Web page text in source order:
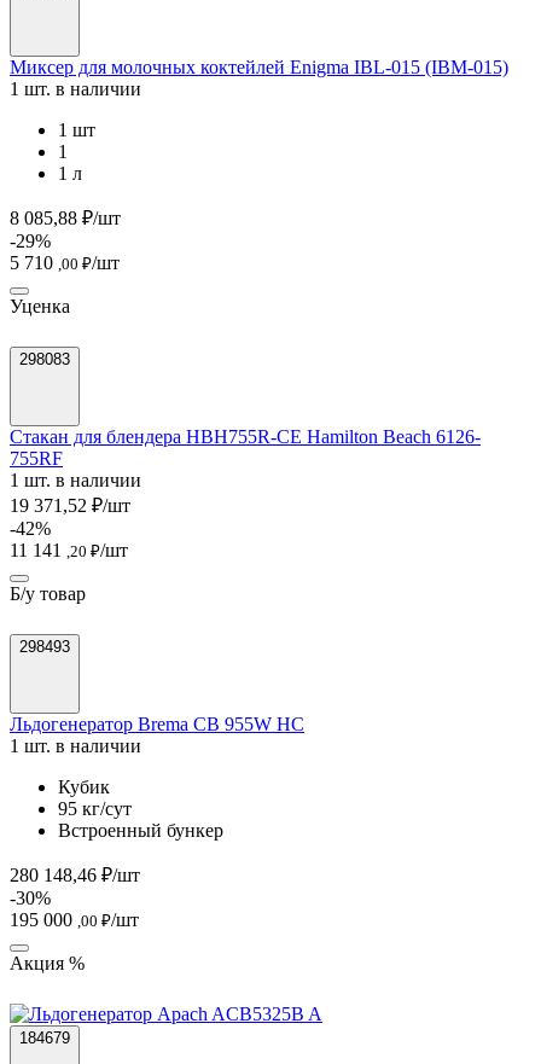
Миксер для молочных коктейлей Enigma IBL-015 (IBМ-015)
1 шт. в наличии
1 шт
1
1 л
8 085,88 ₽/шт
-29%
5 710 ,00 ₽/шт
Уценка
298083
Стакан для блендера HBH755R-CE Hamilton Beach 6126-
755RF
1 шт. в наличии
19 371,52 ₽/шт
-42%
11 141
,20 ₽/шт
Б/у товар
298493
Льдогенератор Brema CB 955W HC
1 шт. в наличии
Кубик
95 кг/сут
Встроенный бункер
280 148,46 ₽/шт
-30%
195 000 ,00 ₽/шт
Акция %
184679